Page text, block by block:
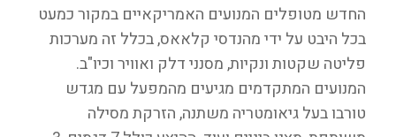
החדש מטופלים המנועים האמריקאיים במקור כמעט
בכל היבט על ידי מהנדסי קלאאס, בכלל זה מערכות
פליטה שקטות ונקיות, מסנני דלק ואוויר וכיו"ב.
המנועים המתקדמים מגיעים מהמפעל עם מגדש
טורבו בעל גיאומטריה משתנה, הזרקת מסילה